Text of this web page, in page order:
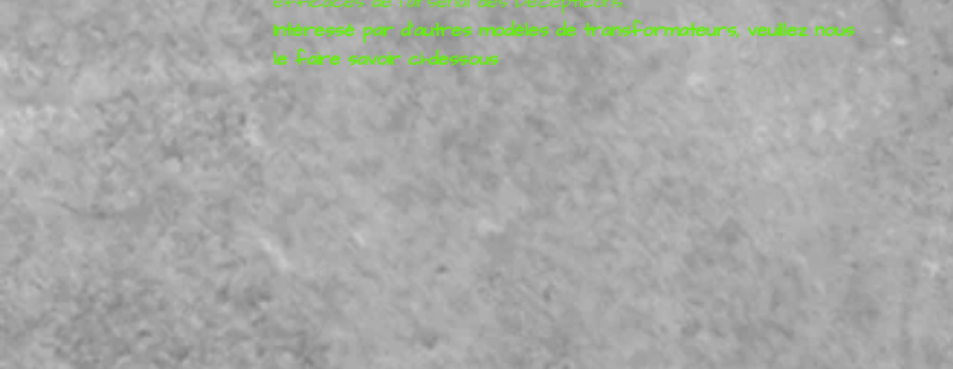
Intéressé par d'autres modèles de transformateurs, veuillez nous
le faire savoir ci-dessous